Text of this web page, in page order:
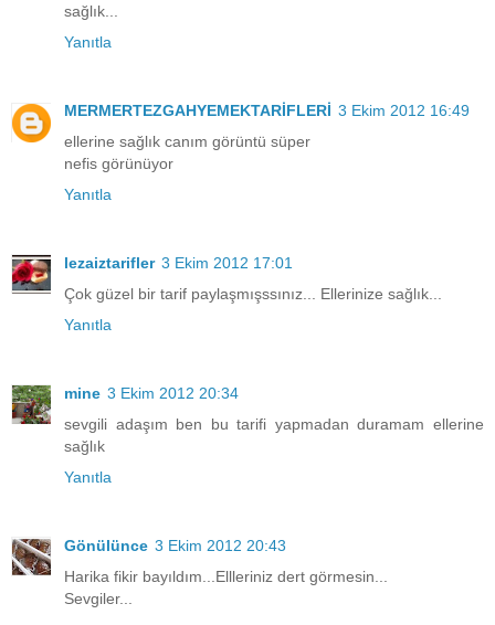
sağlık...
Yanıtla
MERMERTEZGAHYEMEKTARİFLERİ 3 Ekim 2012 16:49
ellerine sağlık canım görüntü süper
nefis görünüyor
Yanıtla
lezaiztarifler 3 Ekim 2012 17:01
Çok güzel bir tarif paylaşmışssınız... Ellerinize sağlık...
Yanıtla
mine 3 Ekim 2012 20:34
sevgili adaşım ben bu tarifi yapmadan duramam ellerine
sağlık
Yanıtla
Gönülünce 3 Ekim 2012 20:43
Harika fikir bayıldım...Ellleriniz dert görmesin...
Sevgiler...